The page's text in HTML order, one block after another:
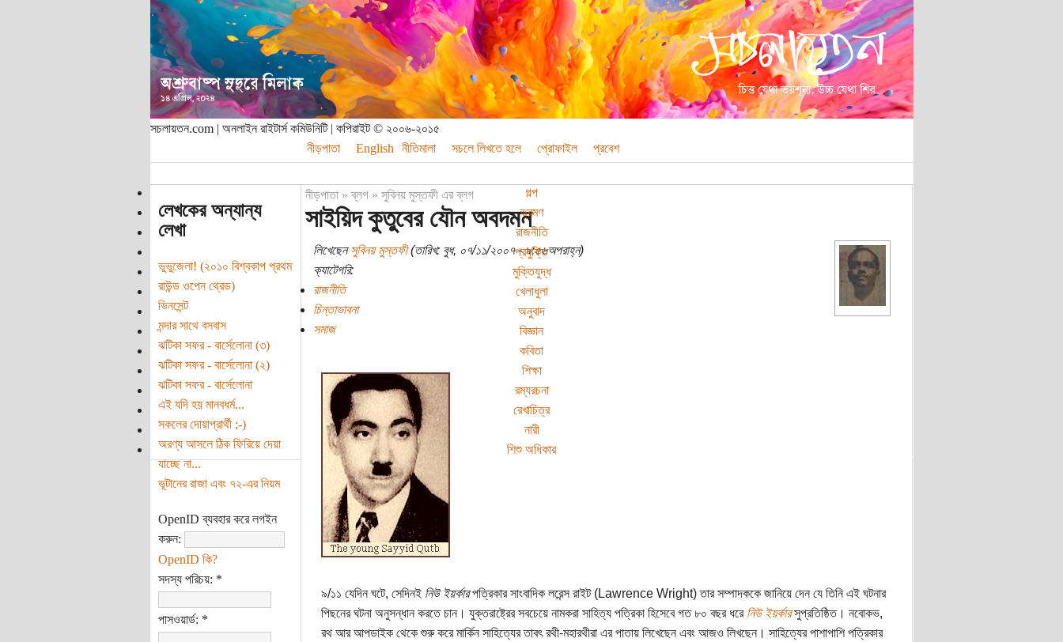
সচলায়তন.com | অনলাইন রাইটার্স কমিউনিটি | কপিরাইট © ২০০৬-২০১৫
নীড়পাতা
English নীতিমালা সচলে লিখতে হলে প্রোফাইল প্রবেশ
গল্প
ভ্রমণ
রাজনীতি
প্রযুক্তি
মুক্তিযুদ্ধ
খেলাধুলা
অনুবাদ
বিজ্ঞান
কবিতা
শিক্ষা
রম্যরচনা
রেখাচিত্র
নারী
শিশু অধিকার
লেখকের অন্যান্য
লেখা
ভুভুজেলা! (২০১০ বিশ্বকাপ প্রথম
রাউন্ড ওপেন থ্রেড)
ভিনসেন্ট
মন্দার সাথে বসবাস
ঝটিকা সফর - বার্সেলোনা (৩)
ঝটিকা সফর - বার্সেলোনা (২)
ঝটিকা সফর - বার্সেলোনা
এই যদি হয় মানবধর্ম...
সকলের দোয়াপ্রার্থী ;-)
অরণ্য আসলে ঠিক ফিরিয়ে দেয়া
যাচ্ছে না...
ভূটানের রাজা এবং ৭২-এর নিয়ম
OpenID ব্যবহার করে লগইন
করুন:
OpenID কি?
সদস্য পরিচয়: *
পাসওয়ার্ড: *
নীড়পাতা»ব্লগ» সুবিনয় মুস্তফী এর ব্লগ
সাইয়িদ কুতুবের যৌন অবদমন
লিখেছেনসুবিনয় মুস্তফী(তারিখ: বুধ, ০৭/১১/২০০৭ - ৯:৫৬অপরাহ্ন)
ক্যাটেগরি:
রাজনীতি
চিন্তাভাবনা
সমাজ
৯/১১ যেদিন ঘটে, সেদিনই নিউ ইয়র্কারপত্রিকার সাংবাদিক লরেন্স রাইট (Lawrence Wright) তার সম্পাদককে জানিয়ে দেন যে তিনি এই ঘটনার
পিছনের ঘটনা অনুসন্ধান করতে চান। যুক্তরাষ্ট্রের সবচেয়ে নামকরা সাহিত্য পত্রিকা হিসেবে গত ৮০ বছর ধরে নিউ ইয়র্কারসুপ্রতিষ্ঠিত। নবোকভ,
রথ আর আপডাইক থেকে শুরু করে মার্কিন সাহিত্যের তাবৎ রথী-মহারথীরা এর পাতায় লিখেছেন এবং আজও লিখছেন। সাহিত্যের পাশাপাশি পত্রিকার